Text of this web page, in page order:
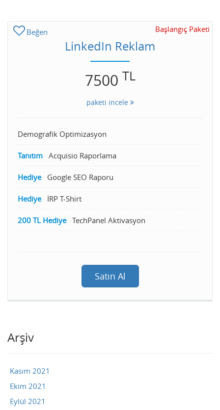
Beğen Başlangıç Paketi
LinkedIn Reklam
7500 TL
paketi incele
Demografik Optimizasyon
Tanıtım Acquisio Raporlama
Hediye Google SEO Raporu
Hediye İRP T-Shirt
200 TL Hediye TechPanel Aktivasyon
Satın Al
Arşiv
Kasım 2021
Ekim 2021
Eylül 2021